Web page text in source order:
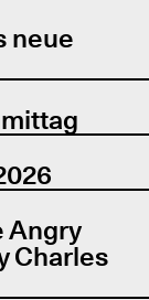
neue
Angry
Charles